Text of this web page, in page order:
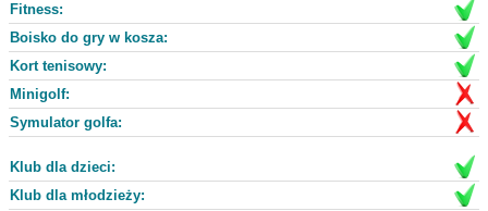
Fitness:
Boisko do gry w kosza:
Kort tenisowy:
Minigolf:
Symulator golfa:
Klub dla dzieci:
Klub dla młodzieży: